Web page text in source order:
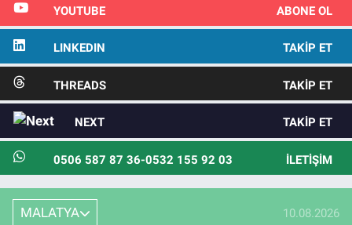
YOUTUBE ABONE OL
LINKEDIN TAKIP ET
THREADS TAKIP ET
NEXT TAKIP ET
0506 587 87 36-0532 155 92 03 İLETIŞIM
MALATYA 10.08.2026